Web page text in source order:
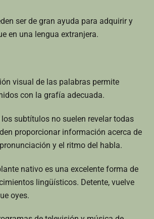
ser de gran ayuda para adquirir y
en una lengua extranjera.
visual de las palabras permite
con la grafía adecuada.
subtítulos no suelen revelar todas
proporcionar información acerca de
y el ritmo del habla.
nativo es una excelente forma de
lingüísticos. Detente, vuelve
oyes.